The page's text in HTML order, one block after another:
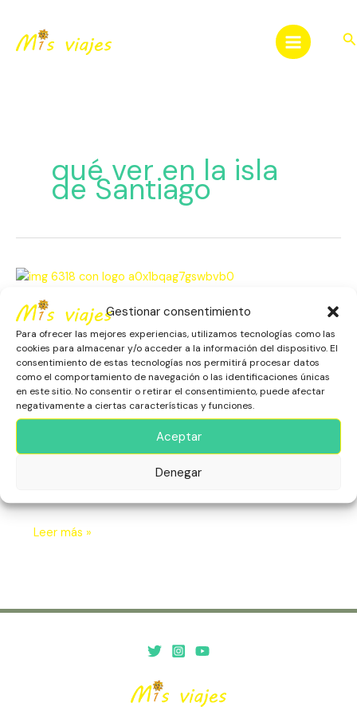
Gestionar consentimiento
Para ofrecer las mejores experiencias, utilizamos tecnologías como las
cookies para almacenar y/o acceder a la información del dispositivo. El
consentimiento de estas tecnologías nos permitirá procesar datos
como el comportamiento de navegación o las identificaciones únicas
en este sitio. No consentir o retirar el consentimiento, puede afectar
negativamente a ciertas características y funciones.
Aceptar
Denegar
contenido
qué ver en la isla
de Santiago
Isla de Santiago: El Corazón
Cultural de Cabo Verde
África,Cabo Verde,Escapadas,Isla de Santiago,
Patrimonio Histórico,Playas
La Isla de Santiago en Cabo Verde es el corazón cultural
e histórico del archipiélago. Con su rica herencia colonial,
vibrante vida local y paisajes diversos, ofrece una
experiencia auténtica, llena de tradición, música y
Isla
Santiago:
El
Corazón
Cultural
de
Cabo
Verde
Leer más »